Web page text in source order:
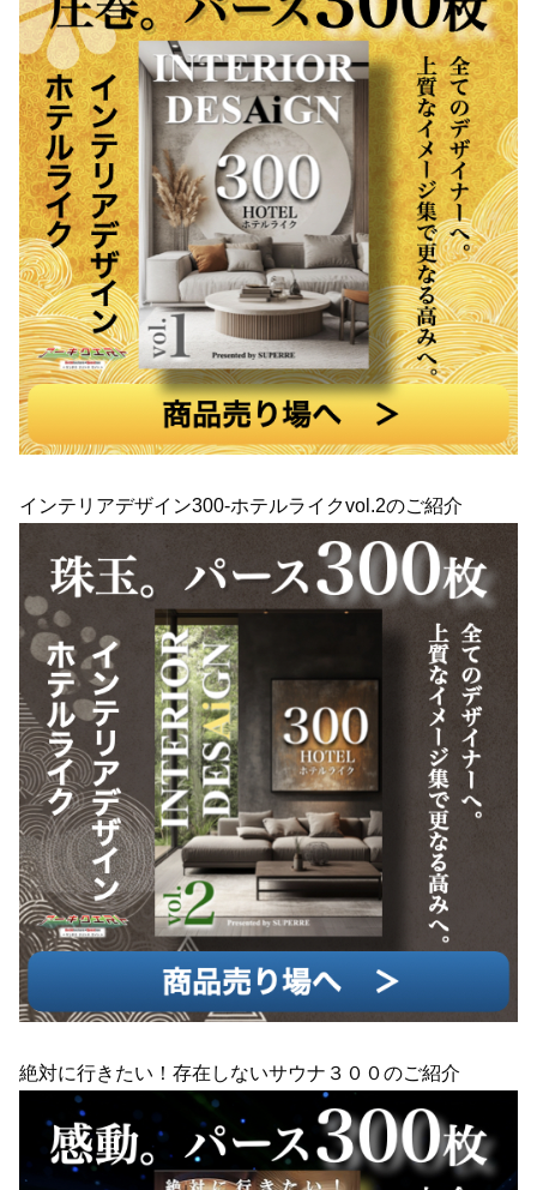
インテリアデザイン300-ホテルライクvol.2のご紹介
絶対に行きたい！存在しないサウナ３００のご紹介